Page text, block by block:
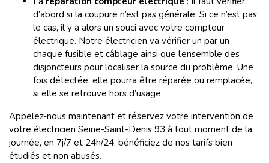
d’abord si la coupure n’est pas générale. Si ce n’est pas
le cas, il y a alors un souci avec votre compteur
électrique. Notre électricien va vérifier un par un
chaque fusible et câblage ainsi que l’ensemble des
disjoncteurs pour localiser la source du problème. Une
fois détectée, elle pourra être réparée ou remplacée,
si elle se retrouve hors d’usage.
Appelez-nous maintenant et réservez votre intervention de
votre électricien Seine-Saint-Denis 93 à tout moment de la
journée, en 7j/7 et 24h/24, bénéficiez de nos tarifs bien
étudiés et non abusés.